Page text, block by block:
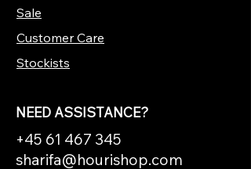
Sale
Customer Care
Stockists
NEED ASSISTANCE?
+45 61 467 345
sharifa@hourishop.com